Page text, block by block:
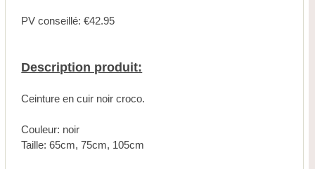
PV conseillé: €42.95
Description produit:
Ceinture en cuir noir croco.
Couleur: noir
Taille: 65cm, 75cm, 105cm